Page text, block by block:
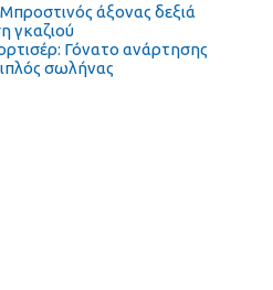
άξονας δεξιά
γκαζιού
Γόνατο ανάρτησης
σωλήνας